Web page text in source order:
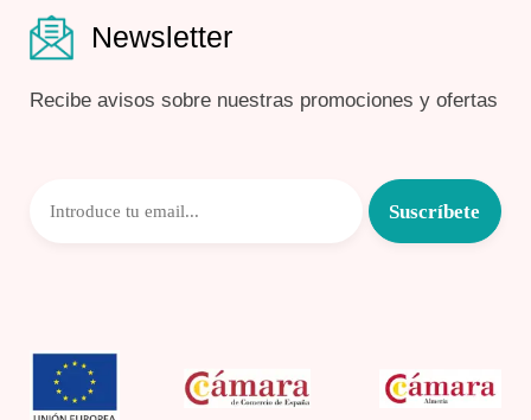
Newsletter
Recibe avisos sobre nuestras promociones y ofertas